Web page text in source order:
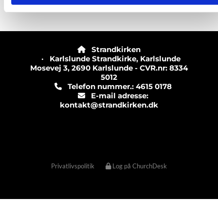

Strandkirken
· Karlslunde Strandkirke, Karlslunde
Mosevej 3, 2690 Karlslunde - CVR.nr: 8334
5012
Telefon nummer.: 4615 0178
E-mail adresse:
kontakt@strandkirken.dk
Privatlivspolitik Log på ChurchDesk